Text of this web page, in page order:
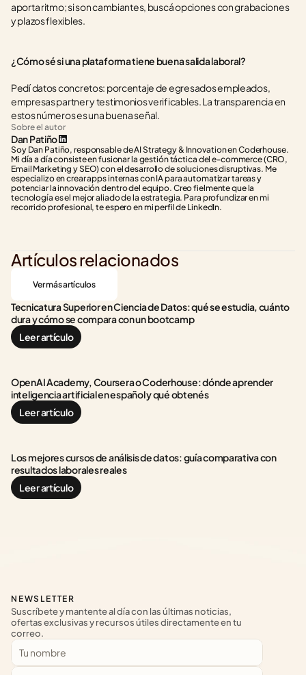
aporta ritmo; si son cambiantes, buscá opciones con grabaciones
y plazos flexibles.
¿Cómo sé si una plataforma tiene buena salida laboral?
Pedí datos concretos: porcentaje de egresados empleados,
empresas partner y testimonios verificables. La transparencia en
estos números es una buena señal.
Sobre el autor
Dan Patiño
Soy Dan Patiño, responsable de AI Strategy & Innovation en Coderhouse.
Mi día a día consiste en fusionar la gestión táctica del e-commerce (CRO,
Email Marketing y SEO) con el desarrollo de soluciones disruptivas. Me
especializo en crear apps internas con IA para automatizar tareas y
potenciar la innovación dentro del equipo. Creo fielmente que la
tecnología es el mejor aliado de la estrategia. Para profundizar en mi
recorrido profesional, te espero en mi perfil de LinkedIn.
Artículos relacionados
Ver más artículos
Tecnicatura Superior en Ciencia de Datos: qué se estudia, cuánto
dura y cómo se compara con un bootcamp
Leer artículo
OpenAI Academy, Coursera o Coderhouse: dónde aprender
inteligencia artificial en español y qué obtenés
Leer artículo
Los mejores cursos de análisis de datos: guía comparativa con
resultados laborales reales
Leer artículo
NEWSLETTER
Suscríbete y mantente al día con las últimas noticias,
ofertas exclusivas y recursos útiles directamente en tu
correo.